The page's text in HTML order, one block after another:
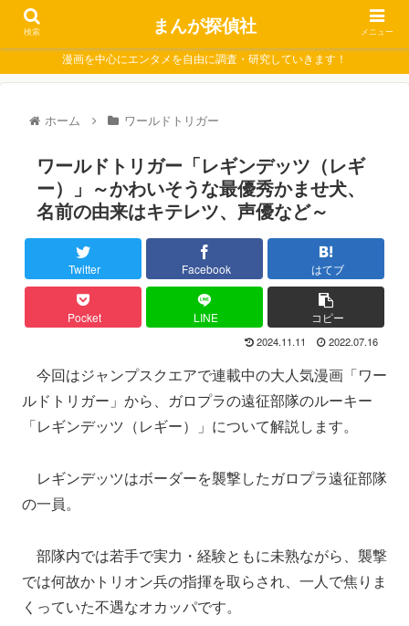
漫画を中心にエンタメを自由に調査・研究していきます！
ホーム ワールドトリガー
ワールドトリガー「レギンデッツ（レギ
ー）」～かわいそうな最優秀かませ犬、
名前の由来はキテレツ、声優など～
Twitter Facebook はてブ
Pocket LINE コピー
2024.11.11 2022.07.16
今回はジャンプスクエアで連載中の大人気漫画「ワー
ルドトリガー」から、ガロプラの遠征部隊のルーキー
「レギンデッツ（レギー）」について解説します。
レギンデッツはボーダーを襲撃したガロプラ遠征部隊
の一員。
部隊内では若手で実力・経験ともに未熟ながら、襲撃
では何故かトリオン兵の指揮を取らされ、一人で焦りま
くっていた不遇なオカッパです。
検索 まんが探偵社 メニュー